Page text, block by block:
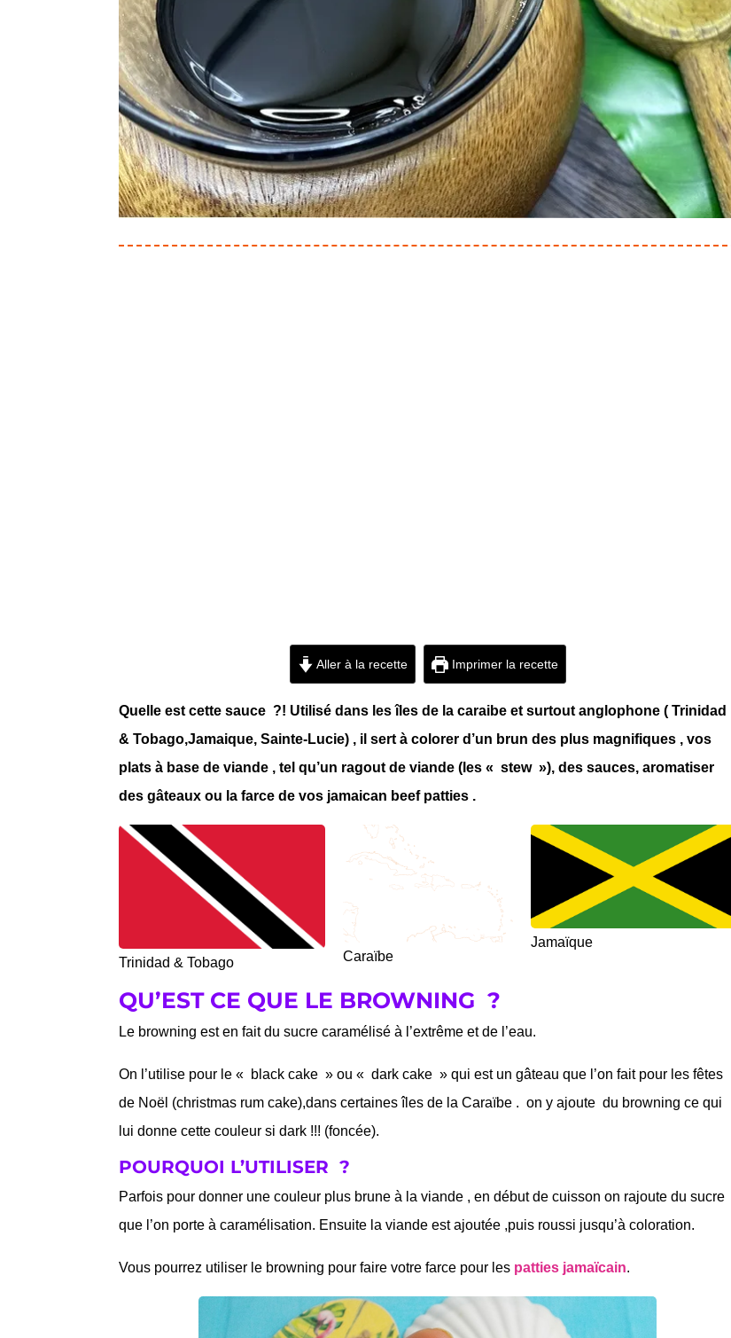
Aller à la recette Imprimer la recette
Quelle est cette sauce ?! Utilisé dans les îles de la caraibe et surtout anglophone ( Trinidad
& Tobago,Jamaique, Sainte-Lucie) , il sert à colorer d’un brun des plus magnifiques , vos
plats à base de viande , tel qu’un ragout de viande (les « stew »), des sauces, aromatiser
des gâteaux ou la farce de vos jamaican beef patties .
Trinidad & Tobago Caraïbe
Jamaïque
QU’EST CE QUE LE BROWNING ?
Le browning est en fait du sucre caramélisé à l’extrême et de l’eau.
On l’utilise pour le « black cake » ou « dark cake » qui est un gâteau que l’on fait pour les fêtes
de Noël (christmas rum cake),dans certaines îles de la Caraïbe . on y ajoute du browning ce qui
lui donne cette couleur si dark !!! (foncée).
POURQUOI L’UTILISER ?
Parfois pour donner une couleur plus brune à la viande , en début de cuisson on rajoute du sucre
que l’on porte à caramélisation. Ensuite la viande est ajoutée ,puis roussi jusqu’à coloration.
Vous pourrez utiliser le browning pour faire votre farce pour les patties jamaïcain.